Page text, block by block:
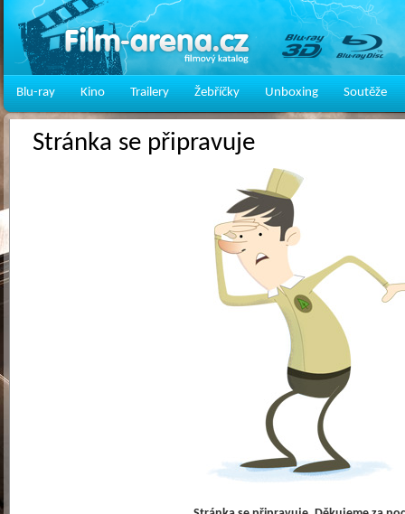
Blu-ray Kino Trailery Žebříčky Unboxing Soutěže
Stránka se připravuje